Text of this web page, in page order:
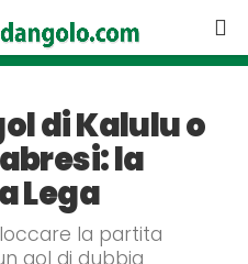
di Kalulu o
la
Lega
la partita
gol di dubbia